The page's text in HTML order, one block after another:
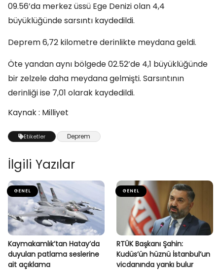
09.56’da merkez üssü Ege Denizi olan 4,4
büyüklüğünde sarsıntı kaydedildi.
Deprem 6,72 kilometre derinlikte meydana geldi.
Öte yandan aynı bölgede 02.52’de 4,1 büyüklüğünde
bir zelzele daha meydana gelmişti. Sarsıntının
derinliği ise 7,01 olarak kaydedildi.
Kaynak : Milliyet
Etiketler Deprem
İlgili Yazılar
GENEL
Kaymakamlık’tan Hatay’da
duyulan patlama seslerine
ait açıklama
GENEL
RTÜK Başkanı Şahin:
Kudüs’ün hüznü İstanbul’un
vicdanında yankı bulur